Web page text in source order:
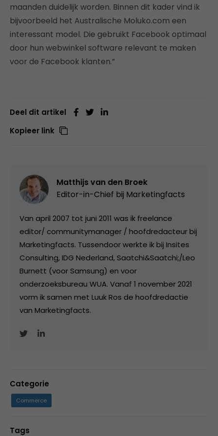
maanden duidelijk worden. Binnen dit kader vind ik
bijvoorbeeld het Australische Moluko.com een
interessant model. Die gebruikt Facebook optimaal
door hun webwinkel software relevant te maken
voor de Facebook klanten.”
Deel dit artikel
Kopieer link
Matthijs van den Broek
Editor-in-Chief bij Marketingfacts
Van april 2007 tot juni 2011 was ik freelance
editor/ communitymanager / hoofdredacteur bij
Marketingfacts. Tussendoor werkte ik bij Insites
Consulting, IDG Nederland, Saatchi&Saatchi;/Leo
Burnett (voor Samsung) en voor
onderzoeksbureau WUA. Vanaf 1 november 2021
vorm ik samen met Luuk Ros de hoofdredactie
van Marketingfacts.
Categorie
Commerce
Tags